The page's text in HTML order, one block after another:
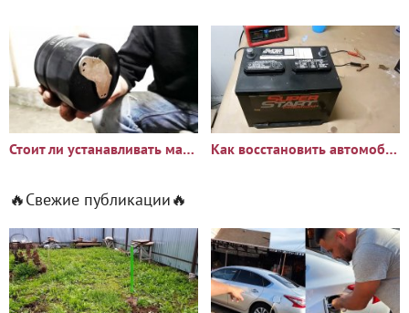
Стоит ли устанавливать магнит на масляный фильтр Как восстановить автомобильный аккумулятор пищевой содой
🔥Свежие публикации🔥